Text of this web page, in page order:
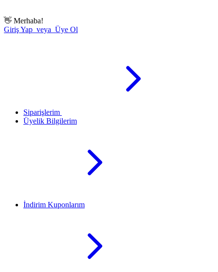
👋 Merhaba!
Giriş Yap veya Üye Ol
Siparişlerim
Üyelik Bilgilerim
İndirim Kuponlarım